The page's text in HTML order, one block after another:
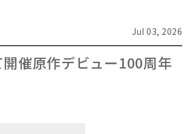
Jul 03, 2026
催原作デビュー100周年